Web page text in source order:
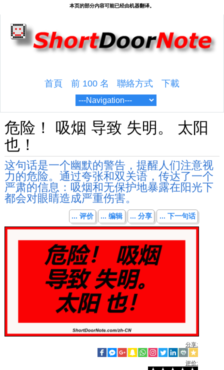
首頁 前 100 名 聯絡方式 下載
危险！ 吸烟 导致 失明。 太阳
也！
这句话是一个幽默的警告，提醒人们注意视
力的危险。通过夸张和双关语，传达了一个
严肃的信息：吸烟和无保护地暴露在阳光下
都会对眼睛造成严重伤害。
... 评价 ... 编辑 ... 分享 ... 下一句话
分享:
评价: